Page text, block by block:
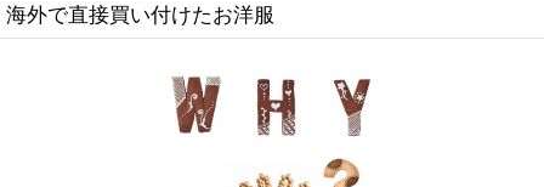
海外で直接買い付けたお洋服